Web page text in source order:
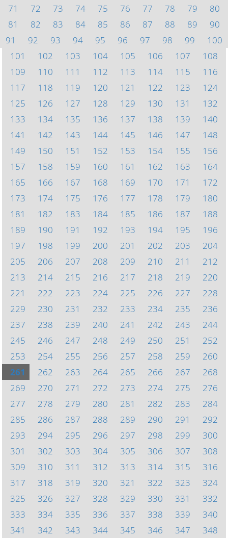
71
72 73 74 75 76 77 78 79
80
81
82 83 84 85 86 87 88 89
90
91
92 93 94 95 96 97 98 99
100
101
102 103 104 105 106 107
108
109
110 111 112 113 114 115
116
117
118 119 120 121 122 123
124
125
126 127 128 129 130 131
132
133
134 135 136 137 138 139
140
141
142 143 144 145 146 147
148
149
150 151 152 153 154 155
156
157
158 159 160 161 162 163
164
165
166 167 168 169 170 171
172
173
174 175 176 177 178 179
180
181
182 183 184 185 186 187
188
189
190 191 192 193 194 195
196
197
198 199 200 201 202 203
204
205
206 207 208 209 210 211
212
213
214 215 216 217 218 219
220
221
222 223 224 225 226 227
228
229
230 231 232 233 234 235
236
237
238 239 240 241 242 243
244
245
246 247 248 249 250 251
252
253
254 255 256 257 258 259
260
261
262 263 264 265 266 267
268
269
270 271 272 273 274 275
276
277
278 279 280 281 282 283
284
285
286 287 288 289 290 291
292
293
294 295 296 297 298 299
300
301
302 303 304 305 306 307
308
309
310 311 312 313 314 315
316
317
318 319 320 321 322 323
324
325
326 327 328 329 330 331
332
333
334 335 336 337 338 339
340
341
342 343 344 345 346 347 348